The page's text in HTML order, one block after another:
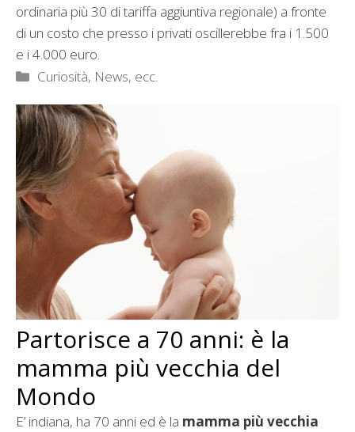
ordinaria più 30 di tariffa aggiuntiva regionale) a fronte
di un costo che presso i privati oscillerebbe fra i 1.500
e i 4.000 euro.
Categorie
Curiosità, News, ecc.
Partorisce a 70 anni: è la
mamma più vecchia del
Mondo
E’ indiana, ha 70 anni ed è la mamma più vecchia